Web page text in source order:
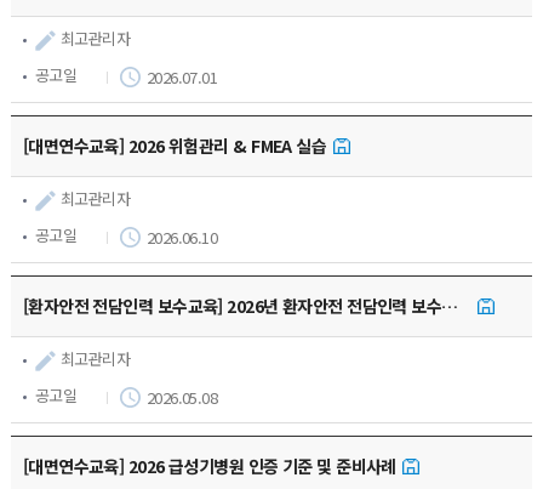
최고관리자
공고일
2026.07.01
[대면연수교육] 2026 위험관리 & FMEA 실습
최고관리자
공고일
2026.06.10
[환자안전 전담인력 보수교육] 2026년 환자안전 전담인력 보수교육(심화과정)
최고관리자
공고일
2026.05.08
[대면연수교육] 2026 급성기병원 인증 기준 및 준비사례